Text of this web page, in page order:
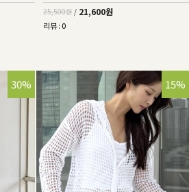
25,500원 / 21,600원
리뷰 : 0
30% 15%